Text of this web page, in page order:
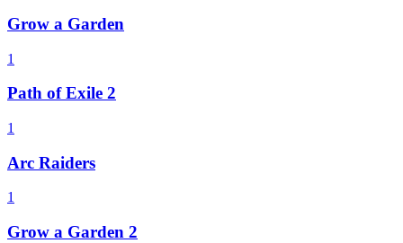
Grow a Garden
1
Path of Exile 2
1
Arc Raiders
1
Grow a Garden 2